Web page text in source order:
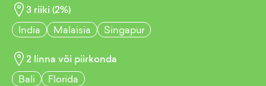
3 riiki (2%)
India
Malaisia Singapur
2 linna või piirkonda
Bali
Florida